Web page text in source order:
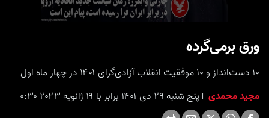
ورق برمی‌گرده
۱۰ دست‌انداز و ۱۰ موفقیت انقلاب آزادی‌گرای ۱۴۰۱ در چهار ماه اول
مجید محمدی پنج شنبه ۲۹ دی ۱۴۰۱ برابر با ۱۹ ژانویه ۲۰۲۳ ۰:۳۰